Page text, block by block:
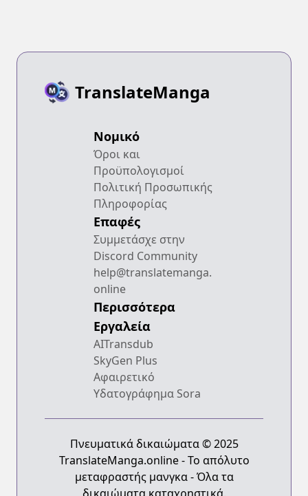
TranslateManga
Νομικό
Όροι και
Προϋπολογισμοί
Πολιτική Προσωπικής
Πληροφορίας
Επαφές
Συμμετάσχε στην
Discord Community
help@translatemanga.
online
Περισσότερα
Εργαλεία
AITransdub
SkyGen Plus
Αφαιρετικό
Υδατογράφημα Sora
Πνευματικά δικαιώματα © 2025
TranslateManga.online - Το απόλυτο
μεταφραστής μανγκα - Όλα τα